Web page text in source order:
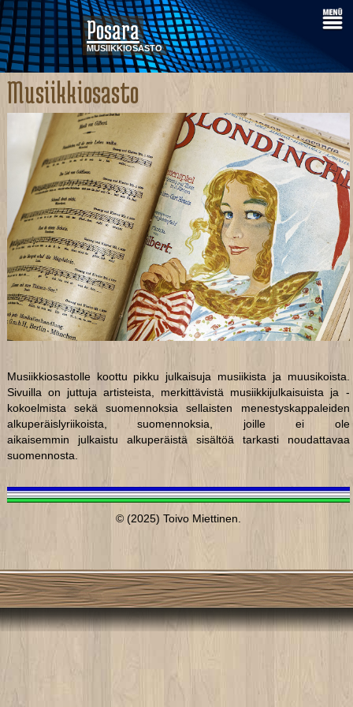
Posara
MUSIIKKIOSASTO
Musiikkiosasto
Musiikkiosastolle koottu pikku julkaisuja musiikista ja muusikoista.
Sivuilla on juttuja artisteista, merkittävistä musiikkijulkaisuista ja -
kokoelmista sekä suomennoksia sellaisten menestyskappaleiden
alkuperäislyriikoista, suomennoksia, joille ei ole
aikaisemmin julkaistu alkuperäistä sisältöä tarkasti noudattavaa
suomennosta.
© (2025) Toivo Miettinen.